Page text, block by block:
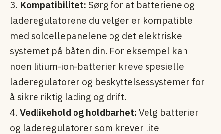
3. Kompatibilitet: Sørg for at batteriene og
laderegulatorene du velger er kompatible
med solcellepanelene og det elektriske
systemet på båten din. For eksempel kan
noen litium-ion-batterier kreve spesielle
laderegulatorer og beskyttelsessystemer for
å sikre riktig lading og drift.
4. Vedlikehold og holdbarhet: Velg batterier
og laderegulatorer som krever lite